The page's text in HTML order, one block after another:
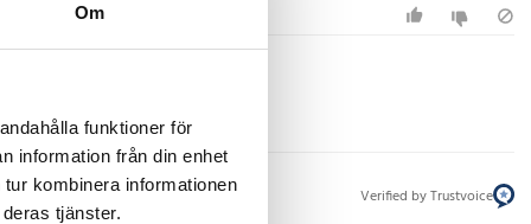
Om
funktioner för
information från din enhet
kombinera informationen
tjänster.
Verified by Trustvoice